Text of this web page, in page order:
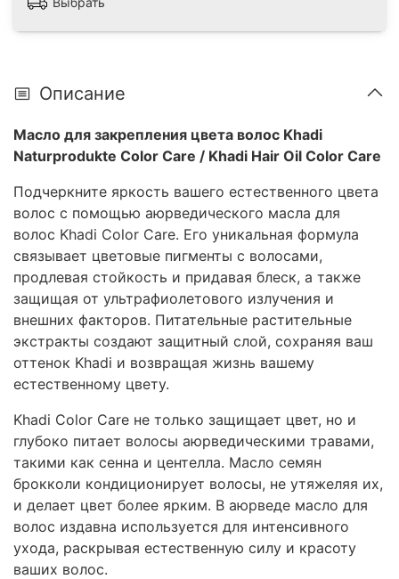
защитные растительные экстракты питают и
• Свежий блеск и длительная стойкость цвета для
натуральными красками.
• Разработано по аюрведической рецептуре: 100%
натуральный и веганский продукт.
Описание
Масло для закрепления цвета волос Khadi
Naturprodukte Color Care / Khadi Hair Oil Color Care
Подчеркните яркость вашего естественного цвета
волос с помощью аюрведического масла для
волос Khadi Color Care. Его уникальная формула
связывает цветовые пигменты с волосами,
продлевая стойкость и придавая блеск, а также
защищая от ультрафиолетового излучения и
внешних факторов. Питательные растительные
экстракты создают защитный слой, сохраняя ваш
оттенок Khadi и возвращая жизнь вашему
естественному цвету.
Khadi Color Care не только защищает цвет, но и
глубоко питает волосы аюрведическими травами,
такими как сенна и центелла. Масло семян
брокколи кондиционирует волосы, не утяжеляя их,
и делает цвет более ярким. В аюрведе масло для
волос издавна используется для интенсивного
ухода, раскрывая естественную силу и красоту
ваших волос.